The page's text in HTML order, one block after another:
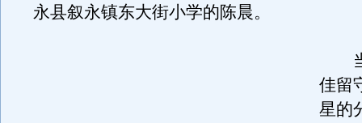
永县叙永镇东大街小学的陈晨。
当
佳留
星的